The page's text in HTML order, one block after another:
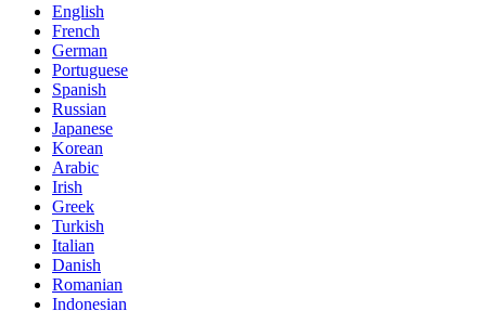
English
French
German
Portuguese
Spanish
Russian
Japanese
Korean
Arabic
Irish
Greek
Turkish
Italian
Danish
Romanian
Indonesian